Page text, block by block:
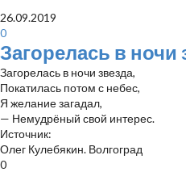
26.09.2019
0
Загорелась в ночи
Загорелась в ночи звезда,
Покатилась потом с небес,
Я желание загадал,
— Немудрёный свой интерес.
Источник:
Олег Кулебякин. Волгоград
0